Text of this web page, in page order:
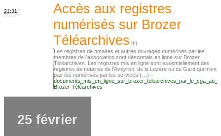
21:31
Accès aux registres
numérisés sur Brozer
Téléarchives
Les registres de notaires et autres ouvrages numérisés par les
membres de l'association sont désormais en ligne sur Brozer
Téléarchives. Les registres mis en ligne sont essentiellement des
registres de notaires de l'Aveyron, de la Lozère ou du Gard qui n'ont
pas été numérisés par les services (…) --
Brozer Téléarchives
25 février